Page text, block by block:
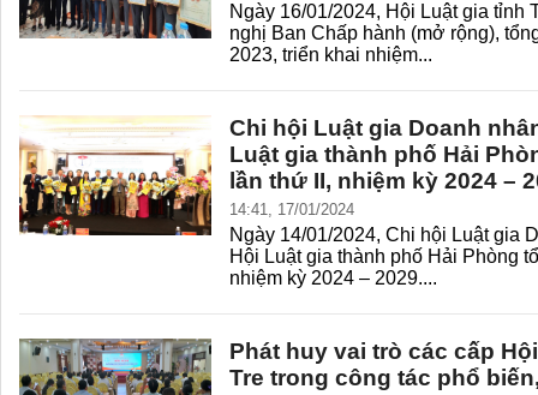
Ngày 16/01/2024, Hội Luật gia tỉnh
nghị Ban Chấp hành (mở rộng),
2023, triển khai nhiệm...
Chi hội Luật gia Doanh
Luật gia thành phố Hải
lần thứ II, nhiệm kỳ 2024 –
14:41, 17/01/2024
Ngày 14/01/2024, Chi hội Luật gia
Hội Luật gia thành phố Hải Phòng
nhiệm kỳ 2024 – 2029....
Phát huy vai trò các cấp
Tre trong công tác phổ